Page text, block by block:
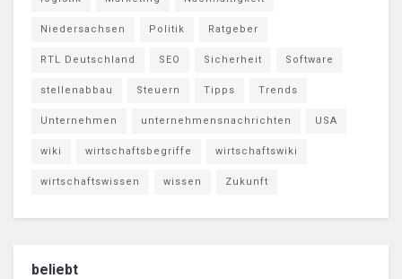
Niedersachsen Politik Ratgeber
RTL Deutschland SEO Sicherheit Software
stellenabbau Steuern Tipps Trends
Unternehmen unternehmensnachrichten USA
wiki wirtschaftsbegriffe wirtschaftswiki
wirtschaftswissen wissen Zukunft
beliebt